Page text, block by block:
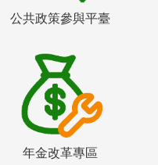
公共政策參與平臺
年金改革專區